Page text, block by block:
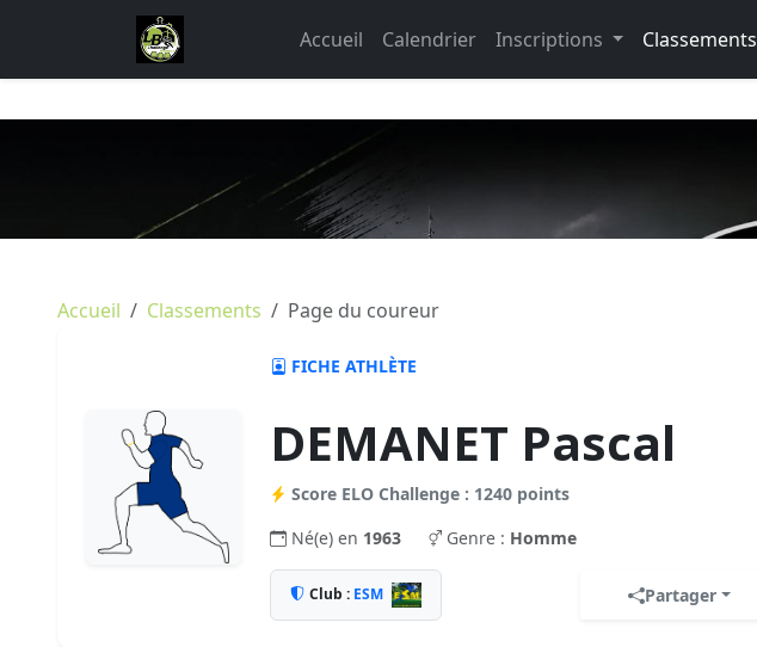
Accueil Calendrier Inscriptions Classements
Accueil Classements Page du coureur
FICHE ATHLÈTE
DEMANET Pascal
Score ELO Challenge : 1240 points
Né(e) en 1963 Genre : Homme
Club : ESM Partager